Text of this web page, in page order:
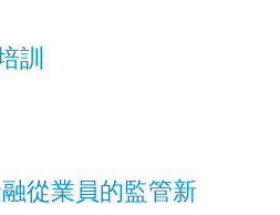
訓
從業員的監管新